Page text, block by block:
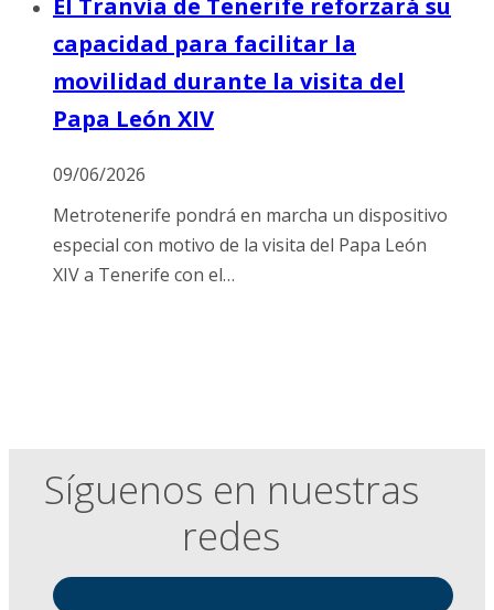
capacidad para facilitar la
movilidad durante la visita del
Papa León XIV
09/06/2026
Metrotenerife pondrá en marcha un dispositivo
especial con motivo de la visita del Papa León
XIV a Tenerife con el…
Síguenos en nuestras
redes